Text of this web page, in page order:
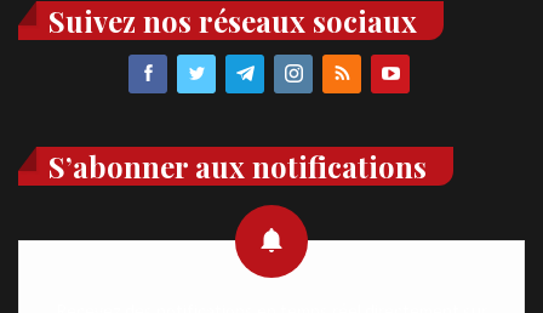
Suivez nos réseaux sociaux
S’abonner aux notifications